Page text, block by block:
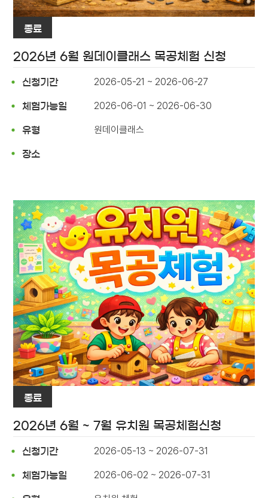
종료
2026년 6월 원데이클래스 목공체험 신청
신청기간 2026-05-21 ~ 2026-06-27
체험가능일 2026-06-01 ~ 2026-06-30
유형 원데이클래스
장소
종료
2026년 6월 ~ 7월 유치원 목공체험신청
신청기간 2026-05-13 ~ 2026-07-31
체험가능일 2026-06-02 ~ 2026-07-31